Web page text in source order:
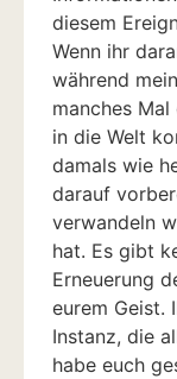
diesem
Wenn ihr
während
manches
in die Welt
damals wie
darauf
verwandeln
hat. Es gibt
Erneuerung
eurem Geist.
Instanz, die
habe euch